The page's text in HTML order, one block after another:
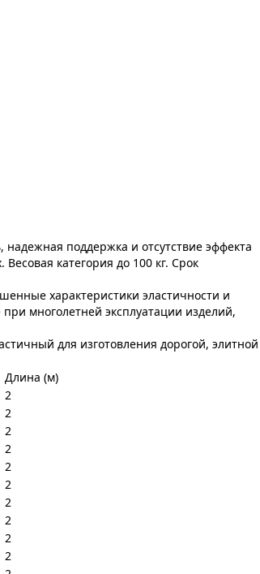
поддержка и отсутствие эффекта
категория до 100 кг. Срок
характеристики эластичности и
многолетней эксплуатации изделий,
для изготовления дорогой, элитной
Длина (м)
2
2
2
2
2
2
2
2
2
2